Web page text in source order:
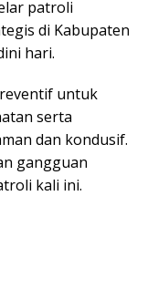
patroli
di Kabupaten
hari.
untuk
serta
dan kondusif.
gangguan
kali ini.